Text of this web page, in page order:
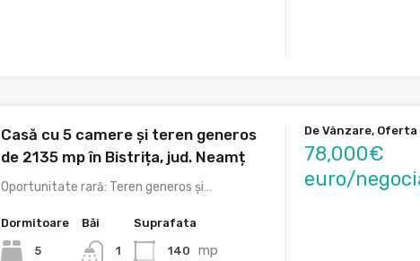
Casă cu 5 camere și teren generos
de 2135 mp în Bistrița, jud. Neamț
Oportunitate rară: Teren generos și…
Dormitoare
5
Băi
1
Suprafata
140 mp
De Vânzare, Oferta
78,000€
euro/